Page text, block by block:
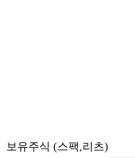
보유주식 (스팩,리츠)